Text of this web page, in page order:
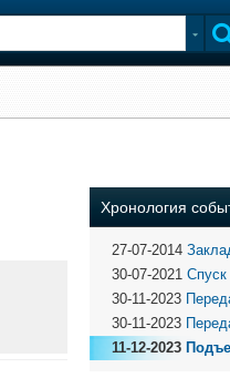
Хронология
27-07-2014
30-07-2021
30-11-2023
30-11-2023
11-12-2023